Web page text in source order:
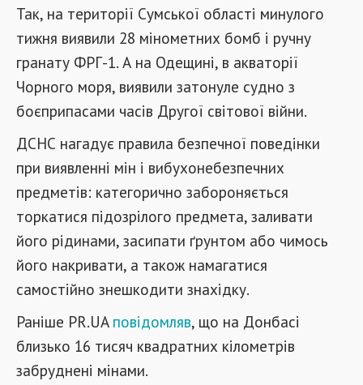
Так, на території Сумської області минулого
тижня виявили 28 мінометних бомб і ручну
гранату ФРГ-1. А на Одещині, в акваторії
Чорного моря, виявили затонуле судно з
боєприпасами часів Другої світової війни.
ДСНС нагадує правила безпечної поведінки
при виявленні мін і вибухонебезпечних
предметів: категорично забороняється
торкатися підозрілого предмета, заливати
його рідинами, засипати ґрунтом або чимось
його накривати, а також намагатися
самостійно знешкодити знахідку.
Раніше PR.UA повідомляв, що на Донбасі
близько 16 тисяч квадратних кілометрів
забруднені мінами.